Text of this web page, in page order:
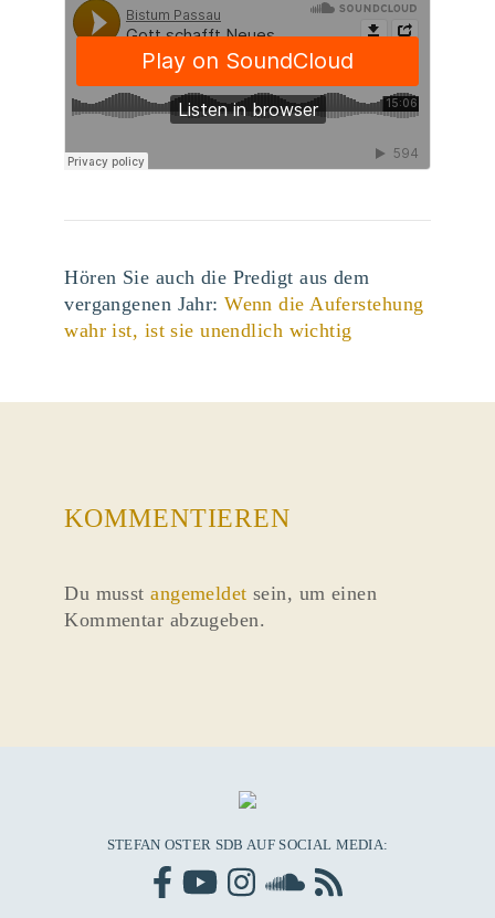
Hören Sie auch die Predigt aus dem
vergangenen Jahr:Wenn die Auferstehung
wahr ist, ist sie unendlich wichtig
KOMMENTIEREN
Du musstangemeldet sein, um einen
Kommentar abzugeben.
STEFAN OSTER SDB AUF SOCIAL MEDIA: